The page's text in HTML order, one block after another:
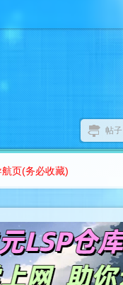
帖子
航页(务必收藏)